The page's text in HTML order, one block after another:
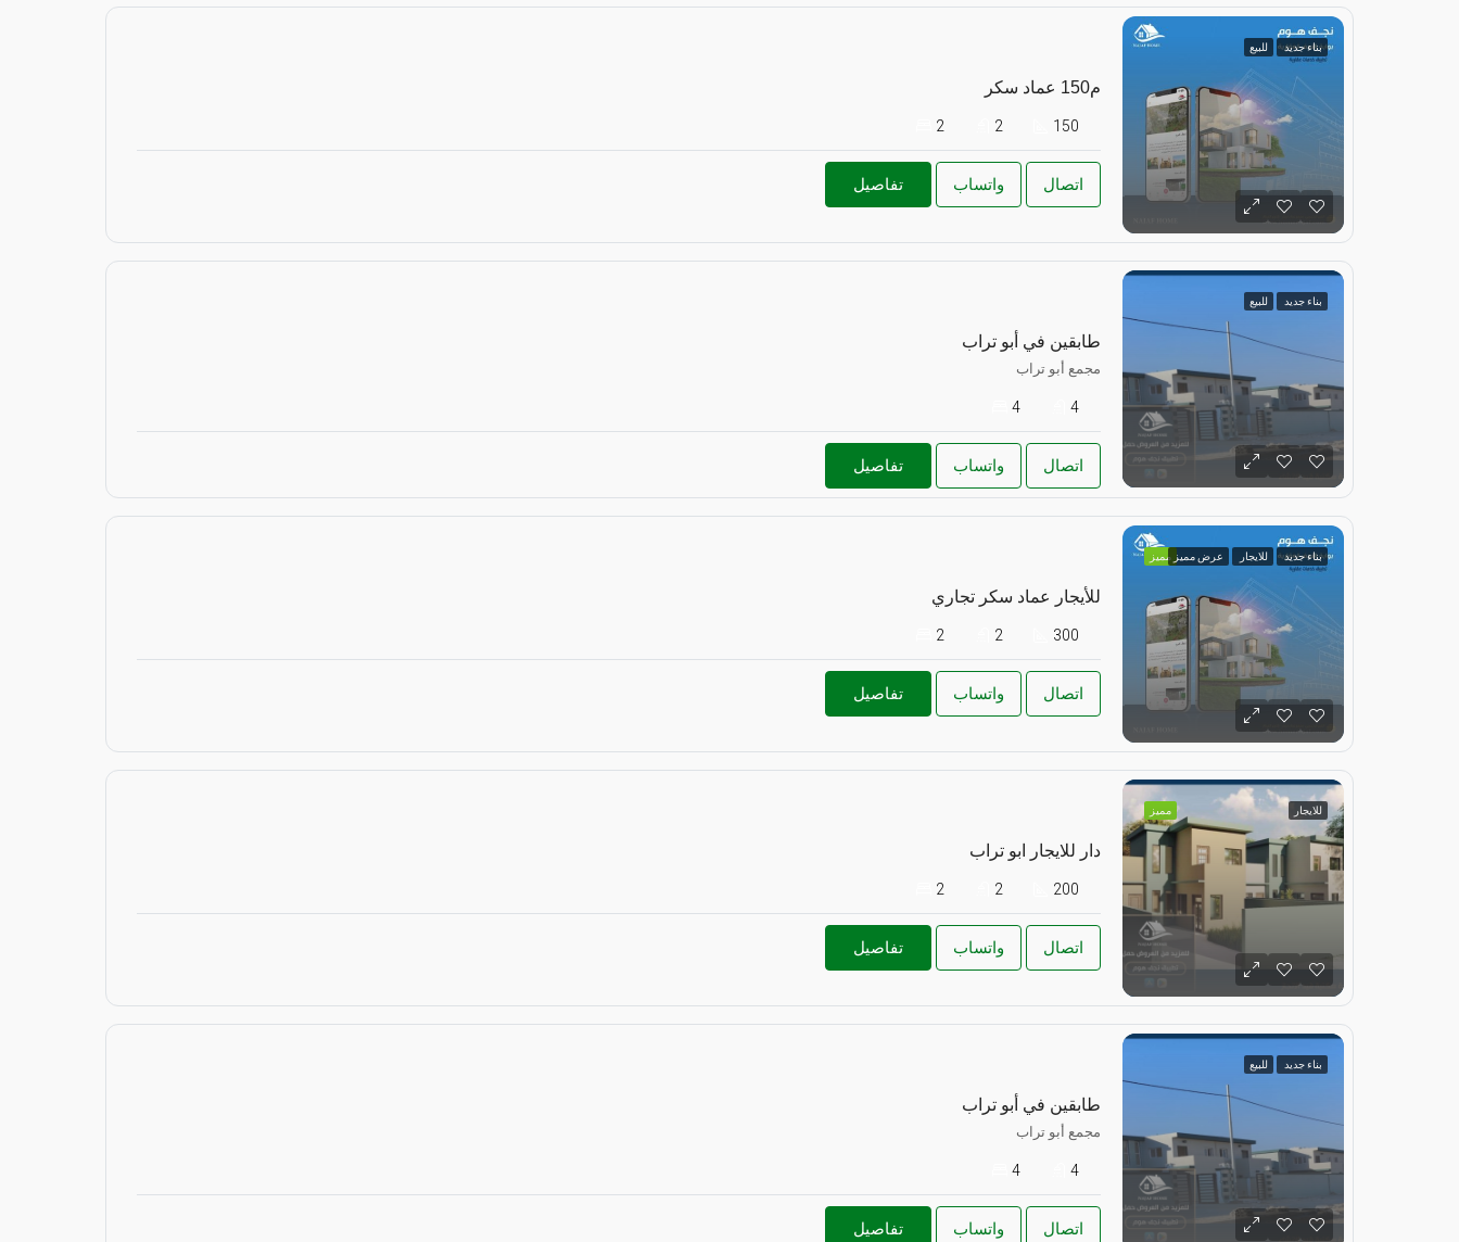
بناء جديد للبيع
م150 عماد سكر
2 2 150
تفاصيل واتساب اتصال
بناء جديد للبيع
طابقين في أبو تراب
مجمع أبو تراب
4 4
تفاصيل واتساب اتصال
مميز بناء جديد للايجار عرض مميز
للأيجار عماد سكر تجاري
2 2 300
تفاصيل واتساب اتصال
مميز للايجار
دار للايجار ابو تراب
2 2 200
تفاصيل واتساب اتصال
بناء جديد للبيع
طابقين في أبو تراب
مجمع أبو تراب
4 4
تفاصيل واتساب اتصال